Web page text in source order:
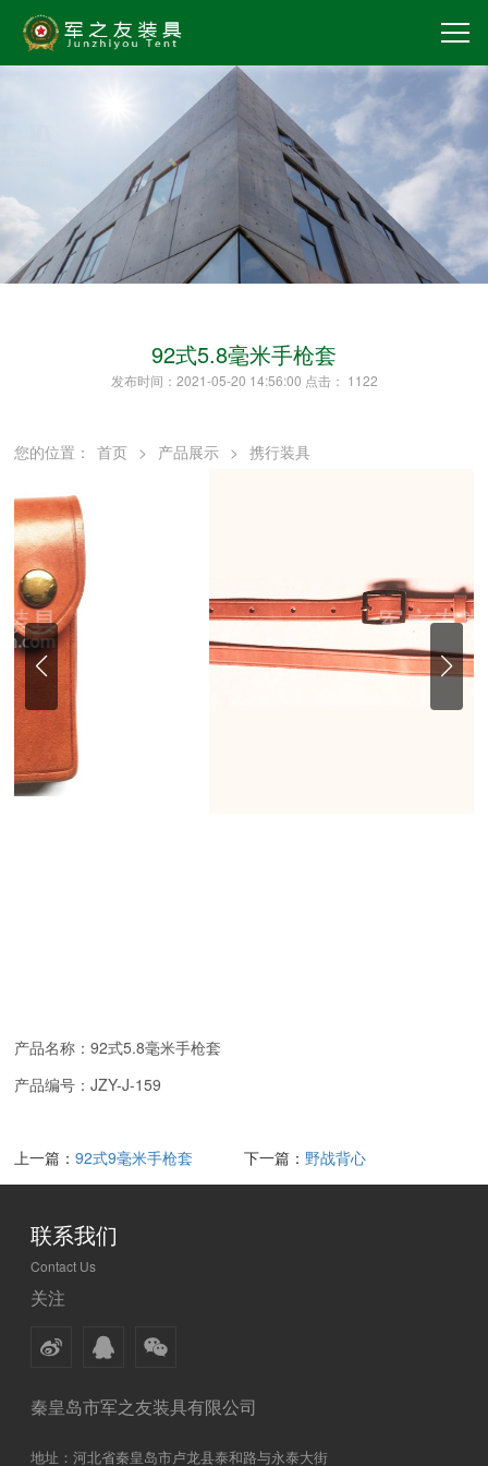
92式5.8毫米手枪套
发布时间：2021-05-20 14:56:00 点击： 1122
您的位置： 首页 > 产品展示 > 携行装具
产品名称：92式5.8毫米手枪套
产品编号：JZY-J-159
上一篇：92式9毫米手枪套 下一篇： 野战背心
联系我们
Contact Us
关注
秦皇岛市军之友装具有限公司
地址：河北省秦皇岛市卢龙县泰和路与永泰大街